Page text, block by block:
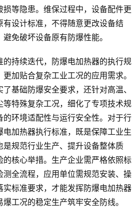
损等隐患。维保过程中，设备配件更
有设计标准，不得随意更改设备结
免破坏设备原有防爆性能。
的持续迭代，防爆电加热器的执行规
加贴合复杂工业工况的应用需求。
基础防爆安全要求，还针对高温、
等特殊复杂工况，细化了专项技术规
的环境适配性与运行安全性。对于行
电加热器执行标准，既是保障工业生
是规范行业生产、提升设备整体质
的核心举措。生产企业需严格依照标
测全流程，应用单位需规范安装、操
实标准要求，才能发挥防爆电加热器
工况的稳定生产筑牢安全防线。